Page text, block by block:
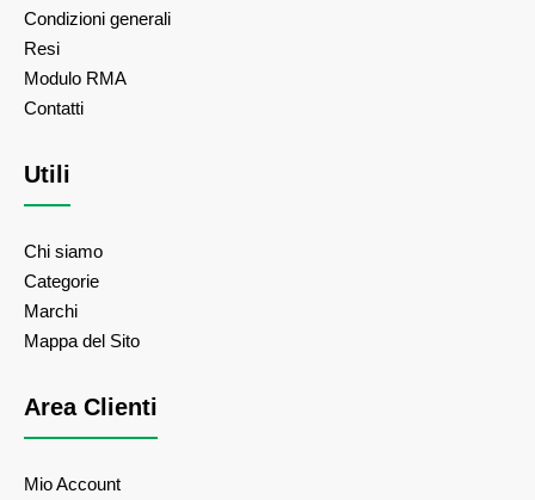
Condizioni generali
Resi
Modulo RMA
Contatti
Utili
Chi siamo
Categorie
Marchi
Mappa del Sito
Area Clienti
Mio Account